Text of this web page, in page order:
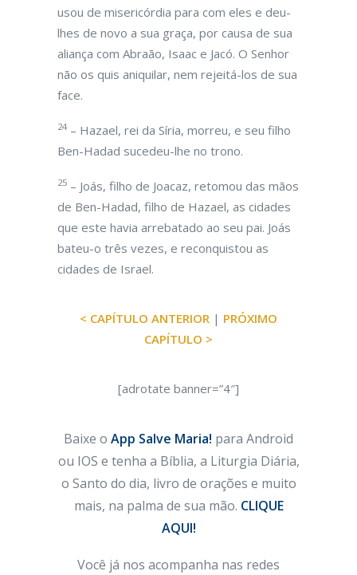
usou de misericórdia para com eles e deu-
lhes de novo a sua graça, por causa de sua
aliança com Abraão, Isaac e Jacó. O Senhor
não os quis aniquilar, nem rejeitá-los de sua
face.
24 – Hazael, rei da Síria, morreu, e seu filho
Ben-Hadad sucedeu-lhe no trono.
25 – Joás, filho de Joacaz, retomou das mãos
de Ben-Hadad, filho de Hazael, as cidades
que este havia arrebatado ao seu pai. Joás
bateu-o três vezes, e reconquistou as
cidades de Israel.
< CAPÍTULO ANTERIOR | PRÓXIMO
CAPÍTULO >
[adrotate banner=”4″]
Baixe o App Salve Maria! para Android
ou IOS e tenha a Bíblia, a Liturgia Diária,
o Santo do dia, livro de orações e muito
mais, na palma de sua mão. CLIQUE
AQUI!
Você já nos acompanha nas redes